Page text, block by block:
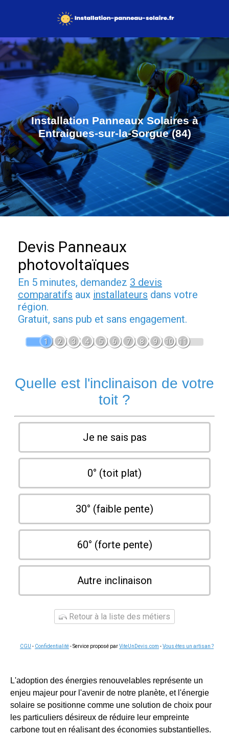
Installation Panneaux Solaires à
Entraigues-sur-la-Sorgue (84)
Devis Panneaux
photovoltaïques
En 5 minutes, demandez 3 devis
comparatifs aux installateurs dans votre
région.
Gratuit, sans pub et sans engagement.
1 2 3 4 5 6 7 8 9 10 11
Quelle est l'inclinaison de votre
toit ?
Je ne sais pas
0° (toit plat)
30° (faible pente)
60° (forte pente)
Autre inclinaison
Retour à la liste des métiers
CGU - Confidentialité- Service proposé parViteUnDevis.com -Vous êtes un artisan ?
L'adoption des énergies renouvelables représente un
enjeu majeur pour l'avenir de notre planète, et l'énergie
solaire se positionne comme une solution de choix pour
les particuliers désireux de réduire leur empreinte
carbone tout en réalisant des économies substantielles.